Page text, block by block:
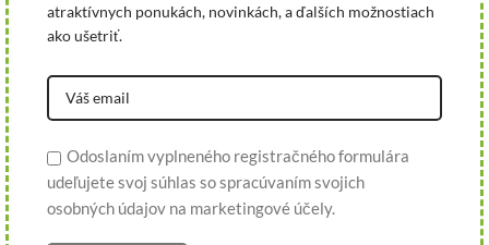
atraktívnych ponukách, novinkách, a ďalších možnostiach
ako ušetriť.
Odoslaním vyplneného registračného formulára
udeľujete svoj súhlas so spracúvaním svojich
osobných údajov na marketingové účely.